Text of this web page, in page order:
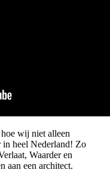
wij niet alleen
in heel Nederland! Zo
Waarder en
aan een architect.